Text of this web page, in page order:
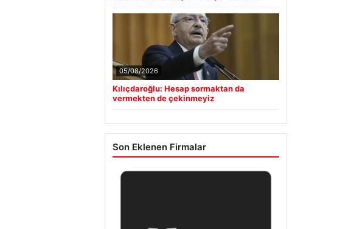
05/08/2026
Kılıçdaroğlu: Hesap sormaktan da
vermekten de çekinmeyiz
Son Eklenen Firmalar